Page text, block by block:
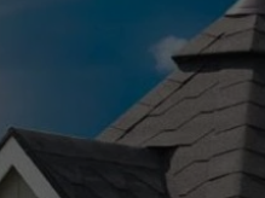
Zweck
Name